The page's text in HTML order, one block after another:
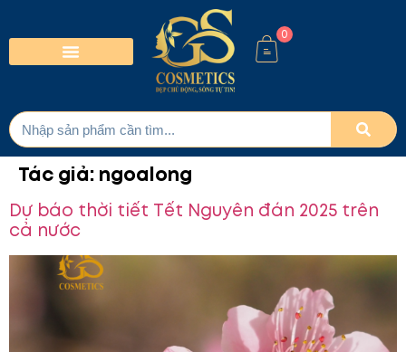
0
Tác giả: ngoalong
Dự báo thời tiết Tết Nguyên đán 2025 trên
cả nước